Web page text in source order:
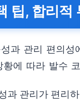
팁, 합리적
과 관리 편의
에 따라 발수
과 관리가 편리